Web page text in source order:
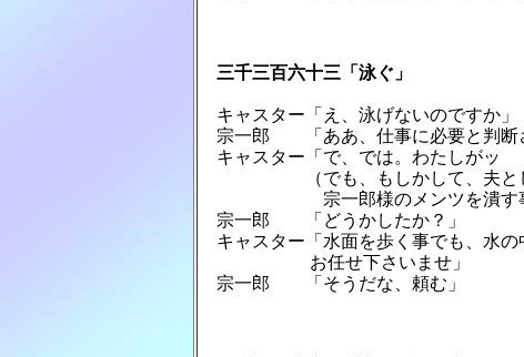
三千三百六十三「泳ぐ」
キャスター「え、泳げないのですか」
宗一郎　　「ああ、仕事に必要と判断
キャスター「で、では。わたしがッ
（でも、もしかして、夫として
宗一郎様のメンツを潰す事に
宗一郎　　「どうかしたか？」
キャスター「水面を歩く事でも、水の
お任せ下さいませ」
宗一郎　　「そうだな、頼む」